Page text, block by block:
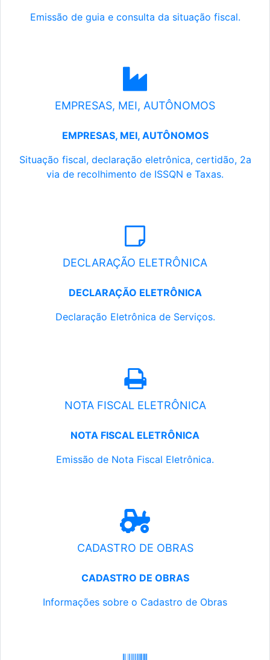
Emissão de guia e consulta da situação fiscal.
EMPRESAS, MEI, AUTÔNOMOS
EMPRESAS, MEI, AUTÔNOMOS
Situação fiscal, declaração eletrônica, certidão, 2a
via de recolhimento de ISSQN e Taxas.
DECLARAÇÃO ELETRÔNICA
DECLARAÇÃO ELETRÔNICA
Declaração Eletrônica de Serviços.
NOTA FISCAL ELETRÔNICA
NOTA FISCAL ELETRÔNICA
Emissão de Nota Fiscal Eletrônica.
CADASTRO DE OBRAS
CADASTRO DE OBRAS
Informações sobre o Cadastro de Obras